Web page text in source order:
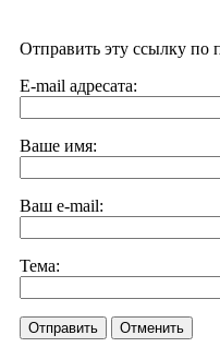
Отправить эту ссылку по
E-mail адресата:
Ваше имя:
Ваш e-mail:
Тема:
Отправить Отменить